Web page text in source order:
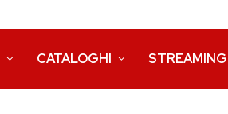
CATALOGHI STREAMING